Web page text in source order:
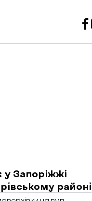
Запоріжжі
районі